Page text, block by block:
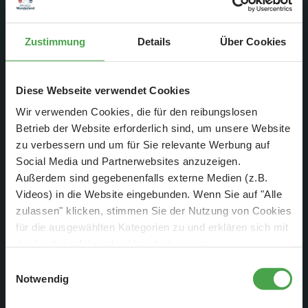
Zustimmung Details Über Cookies
Diese Webseite verwendet Cookies
Wir verwenden Cookies, die für den reibungslosen
Betrieb der Website erforderlich sind, um unsere Website
zu verbessern und um für Sie relevante Werbung auf
Social Media und Partnerwebsites anzuzeigen.
Außerdem sind gegebenenfalls externe Medien (z.B.
Videos) in die Website eingebunden. Wenn Sie auf "Alle
zulassen" klicken, stimmen Sie der Nutzung von Cookies
für die ausgewählten Kategorien zu und erklären sich mit
diese Einstellungen jederzeit über die Schaltfläche
Notwendig
Zim Caribe II 74 mm
Zim Caribe II 6
Datenblatt Spannung
Zim Caribe II 12 Volt